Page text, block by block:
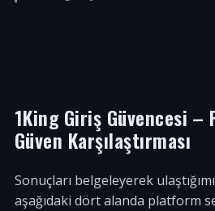
1King Giriş Güvencesi –
Güven Karşılaştırması
Sonuçları belgeleyerek
aşağıdaki dört alanda platform